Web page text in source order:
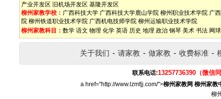
产业开发区
旧机场开发区 基隆开发区
柳州家教学校： 广西科技大学 广西科技大学鹿山学院 柳州职业技术学院 广
院 柳州铁道职业技术学院 广西机电技师学院 柳州运输职业技术学院
柳州家教科目： 数学 语文 物理 化学 英语 历史 地理 政治 钢琴 美术 书法 网球
关于我们 - 请家教 - 做家教 - 收费标准 -
联系电话:13257736390（微信
a href="http://www.lzmfjj.com/">柳州家教网 柳州家教
柳